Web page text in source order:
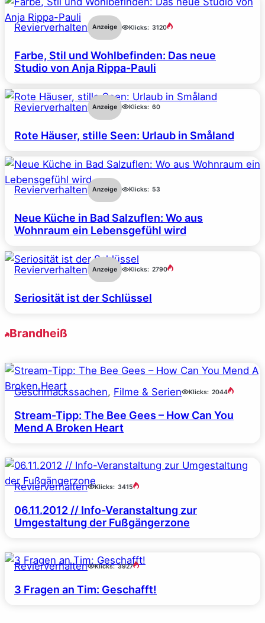
Revierverhalten Anzeige Klicks: 3120
Farbe, Stil und Wohlbefinden: Das neue
Studio von Anja Rippa-Pauli
Revierverhalten Anzeige Klicks: 60
Rote Häuser, stille Seen: Urlaub in Småland
Revierverhalten Anzeige Klicks: 53
Neue Küche in Bad Salzuflen: Wo aus
Wohnraum ein Lebensgefühl wird
Revierverhalten Anzeige Klicks: 2790
Seriosität ist der Schlüssel
Brandheiß
Geschmackssachen, Filme & Serien Klicks: 2044
Stream-Tipp: The Bee Gees – How Can You
Mend A Broken Heart
Revierverhalten Klicks: 3415
06.11.2012 // Info-Veranstaltung zur
Umgestaltung der Fußgängerzone
Revierverhalten Klicks: 3927
3 Fragen an Tim: Geschafft!